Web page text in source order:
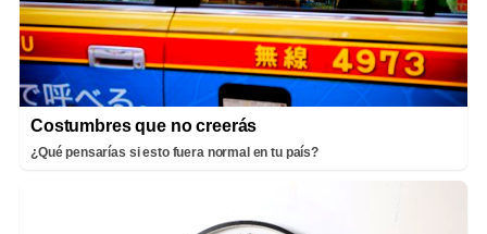
Costumbres que no creerás
¿Qué pensarías si esto fuera normal en tu país?